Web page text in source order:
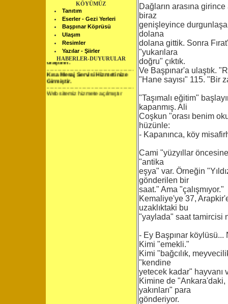
KÖYÜMÜZ
Tanıtım
Eserler - Gezi Yerleri
Başpınar Köprüsü
Ulaşım
Resimler
Yazılar - Şiirler
HABERLER-DUYURULAR
Web sitemiz hizmete açılmıştır
.........................................................
Kısa Mesaj Servisi Hizmetinize
.........................................................
Web sitesinden isteklerinizi bize
ulaştırın.
.........................................................
Kısa Mesaj Servisi Hizmetinize
Girmiştir.
.........................................................
Web sitemiz hizmete açılmıştır
Dağların arasına girince
biraz
genişleyince
dolana
dolana gittik. Sonra
"yukarılara
doğru" çıktık.
Ve Başpınar'a ulaştık.
"Hane sayısı" 115. "Bir
"Taşımalı eğitim"
kapanmış. Ali
Coşkun "orası benim
hüzünle:
- Kapanınca, köy
Cami "yüzyıllar
"antika
eşya" var. Örneğin
gönderilen bir
saat." Ama "çalışmıyor."
Kemaliye'ye 37,
uzaklıktaki bu
"yaylada" saat tamircisi
- Ey Başpınar
Kimi "emekli."
Kimi "bağcılık,
"kendine
yetecek kadar" hayvanı
Kimine de
yakınları" para
gönderiyor.